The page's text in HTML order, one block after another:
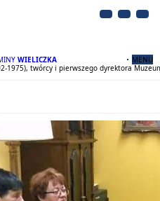
WIELICZKA MENU
1975), twórcy i pierwszego dyrektora